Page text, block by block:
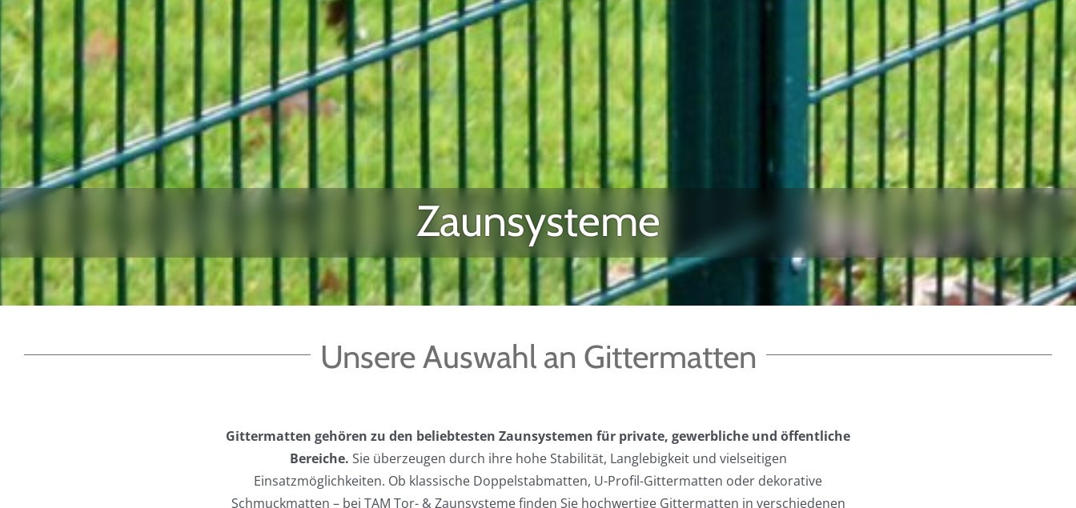
Zaunsysteme
Unsere Auswahl an Gittermatten
Gittermatten gehören zu den beliebtesten Zaunsystemen für private, gewerbliche und öffentliche
Bereiche. Sie überzeugen durch ihre hohe Stabilität, Langlebigkeit und vielseitigen
Einsatzmöglichkeiten. Ob klassische Doppelstabmatten, U-Profil-Gittermatten oder dekorative
Schmuckmatten – bei TAM Tor- & Zaunsysteme finden Sie hochwertige Gittermatten in verschiedenen